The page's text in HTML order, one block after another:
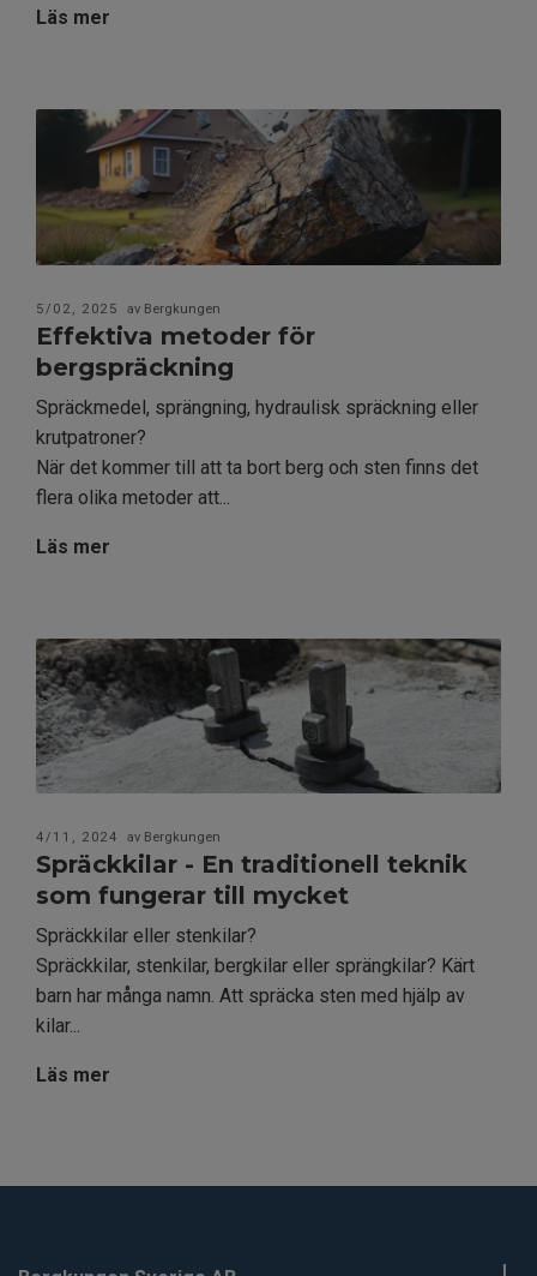
Läs mer
5/02, 2025 av Bergkungen
Effektiva metoder för
bergspräckning
Spräckmedel, sprängning, hydraulisk spräckning eller
krutpatroner?
När det kommer till att ta bort berg och sten finns det
flera olika metoder att...
Läs mer
4/11, 2024 av Bergkungen
Spräckkilar - En traditionell teknik
som fungerar till mycket
Spräckkilar eller stenkilar?
Spräckkilar, stenkilar, bergkilar eller sprängkilar? Kärt
barn har många namn. Att spräcka sten med hjälp av
kilar...
Läs mer